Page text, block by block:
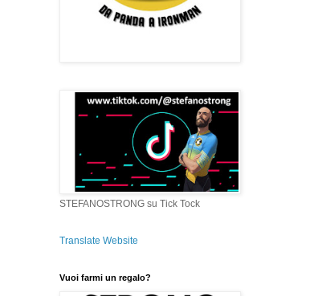
STEFANOSTRONG su Tick Tock
Translate Website
Vuoi farmi un regalo?